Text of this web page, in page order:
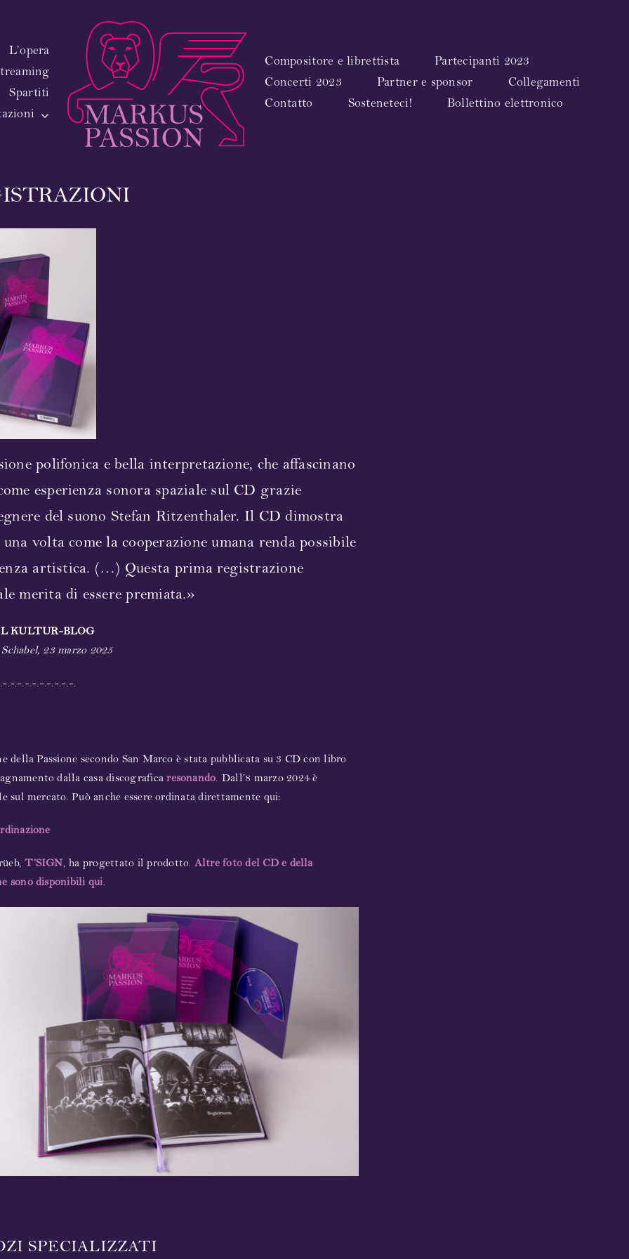
L’opera
Spartiti
Compositore e librettista
Partecipanti 2023
Concerti 2023
Partner e sponsor
Collegamenti
Contatto
Sosteneteci! Bollettino elettronico
polifonica e bella interpretazione, che affascinano
esperienza sonora spaziale sul CD grazie
del suono Stefan Ritzenthaler. Il CD dimostra
una volta come la cooperazione umana renda possibile
artistica. (…) Questa prima registrazione
merita di essere premiata.»
KULTUR-BLOG
23 marzo 2025
.-.-.-.-.-.-.-.-.-.
della Passione secondo San Marco è stata pubblicata su 3 CD con libro
dalla casa discograficaresonando. Dall’8 marzo 2024 è
sul mercato. Può anche essere ordinata direttamente qui:
T’SIGN, ha progettato il prodotto. Altre foto del CD e della
sono disponibili qui.
SPECIALIZZATI